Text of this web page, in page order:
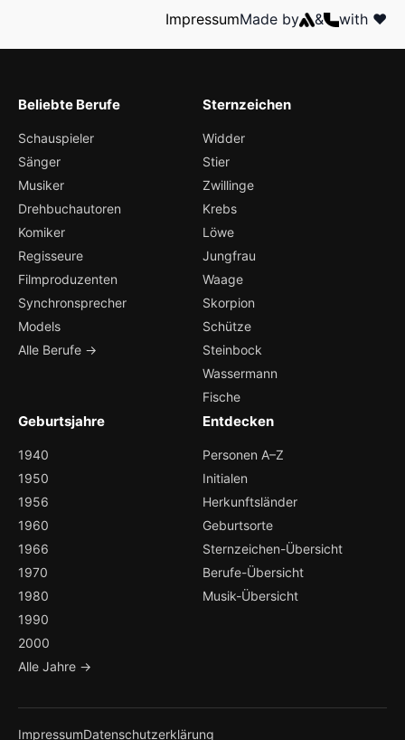
ImpressumMade by & with ❤️
Beliebte Berufe
Schauspieler
Sänger
Musiker
Drehbuchautoren
Komiker
Regisseure
Filmproduzenten
Synchronsprecher
Models
Alle Berufe →
Sternzeichen
Widder
Stier
Zwillinge
Krebs
Löwe
Jungfrau
Waage
Skorpion
Schütze
Steinbock
Wassermann
Fische
Geburtsjahre
1940
1950
1956
1960
1966
1970
1980
1990
2000
Alle Jahre →
Entdecken
Personen A–Z
Initialen
Herkunftsländer
Geburtsorte
Sternzeichen-Übersicht
Berufe-Übersicht
Musik-Übersicht
ImpressumDatenschutzerklärung